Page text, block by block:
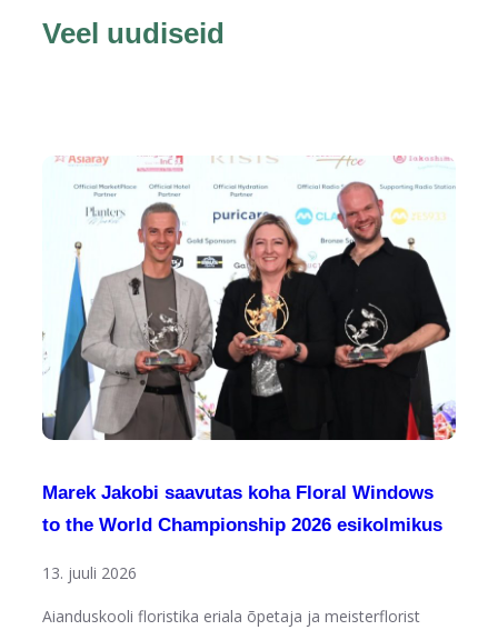
Veel uudiseid
Marek Jakobi saavutas koha Floral Windows
to the World Championship 2026 esikolmikus
13. juuli 2026
Aianduskooli floristika eriala õpetaja ja meisterflorist